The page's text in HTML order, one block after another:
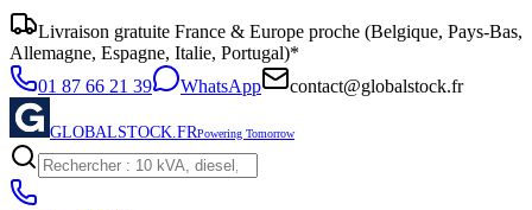
Livraison gratuite France & Europe proche (Belgique, Pays-Bas,
Allemagne, Espagne, Italie, Portugal)*
01 87 66 21 39
WhatsApp contact@globalstock.fr
GLOBALSTOCK.FRPowering Tomorrow